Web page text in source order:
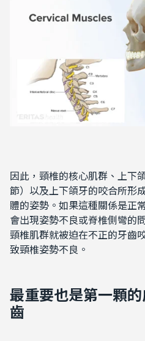
因此，頸椎的核心肌群、上下
節）以及上下頜牙的咬合所形
體的姿勢。如果這種關係是正
會出現姿勢不良或脊椎側彎的
頸椎肌群就被迫在不正的牙齒
致頸椎姿勢不良。
最重要也是第一顆
齒